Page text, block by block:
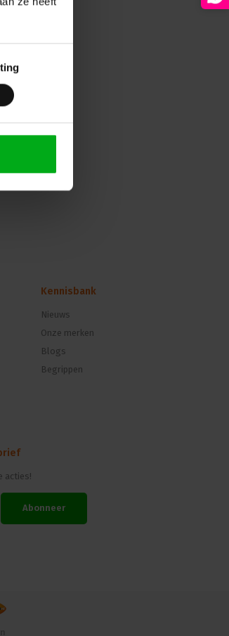
Kennisbank
Nieuws
Onze merken
Blogs
Begrippen
acties!
Abonneer